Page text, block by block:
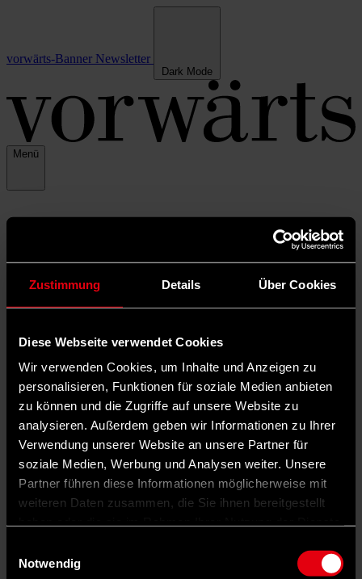
Zustimmung Details Über Cookies
Diese Webseite verwendet Cookies
Wir verwenden Cookies, um Inhalte und Anzeigen zu
personalisieren, Funktionen für soziale Medien anbieten
zu können und die Zugriffe auf unsere Website zu
analysieren. Außerdem geben wir Informationen zu Ihrer
Verwendung unserer Website an unsere Partner für
soziale Medien, Werbung und Analysen weiter. Unsere
Partner führen diese Informationen möglicherweise mit
weiteren Daten zusammen, die Sie ihnen bereitgestellt
Notwendig
vorwärts-Banner Newsletter
Dark Mode
Menü